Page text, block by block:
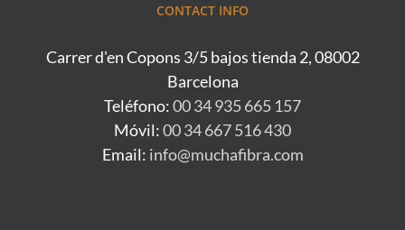
CONTACT INFO
Carrer d'en Copons 3/5 bajos tienda 2, 08002
Barcelona
Teléfono:00 34 935 665 157
Móvil:00 34 667 516 430
Email: info@muchafibra.com